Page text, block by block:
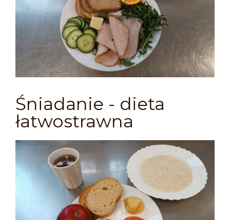
Śniadanie - dieta
łatwostrawna